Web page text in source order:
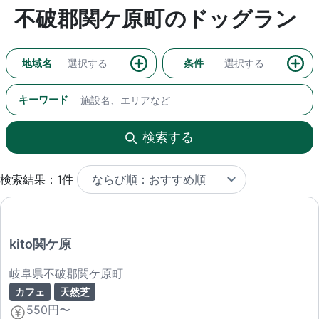
不破郡関ケ原町のドッグラン
地域名 選択する 条件 選択する
キーワード
検索する
検索結果：1件
kito関ケ原
岐阜県不破郡関ケ原町
カフェ 天然芝
550円〜